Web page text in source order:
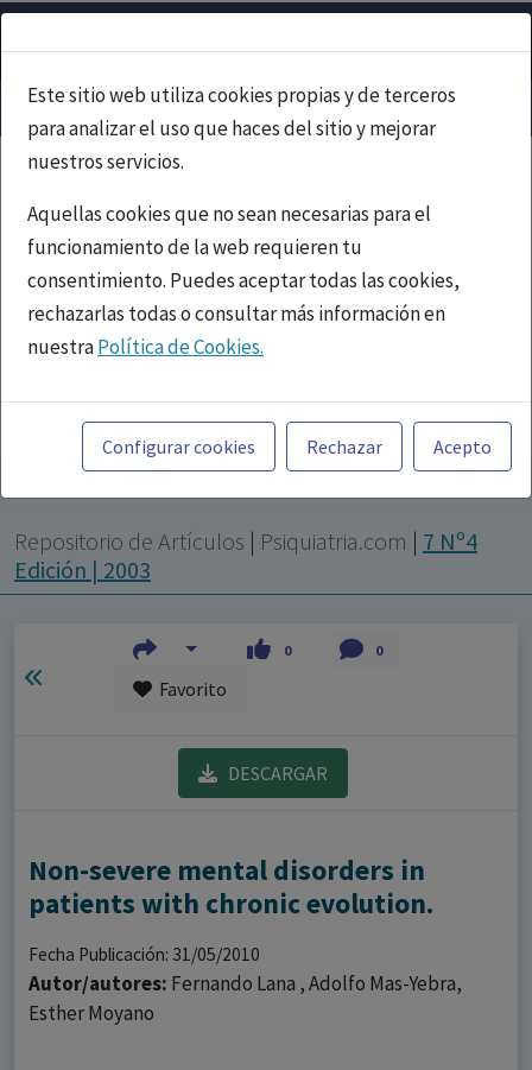
Este sitio web utiliza cookies propias y de terceros
para analizar el uso que haces del sitio y mejorar
nuestros servicios.
Aquellas cookies que no sean necesarias para el
funcionamiento de la web requieren tu
consentimiento. Puedes aceptar todas las cookies,
rechazarlas todas o consultar más información en
nuestraPolítica de Cookies.
Toda la información incluida en la Página Web está
referida a productos del mercado español y, por
tanto, dirigida a profesionales sanitarios legalmente
facultados para prescribir o dispensar medicamentos
con ejercicio profesional. La información técnica de los
fármacos se facilita a título meramente informativo,
siendo responsabilidad de los profesionales
facultados prescribir medicamentos y decidir, en cada
caso concreto, el tratamiento más adecuado a las
necesidades del paciente.
Configurar cookies Rechazar Acepto
Repositorio de Artículos | Psiquiatria.com | 7 Nº4
Edición | 2003
0 0
Favorito
DESCARGAR
Non-severe mental disorders in
patients with chronic evolution.
Fecha Publicación: 31/05/2010
Autor/autores: Fernando Lana , Adolfo Mas-Yebra,
Esther Moyano